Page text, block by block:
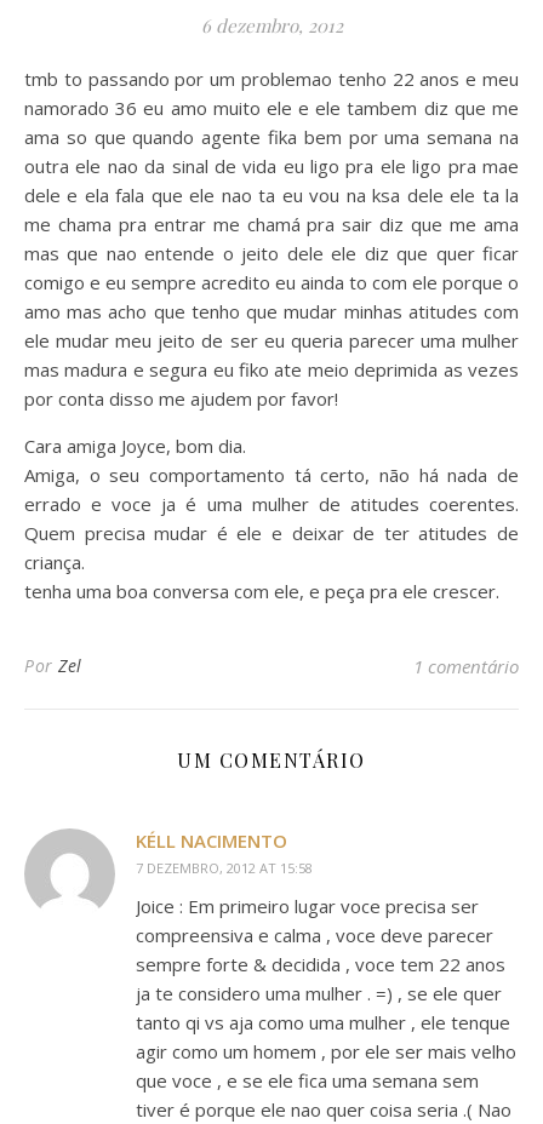
6 dezembro, 2012
tmb to passando por um problemao tenho 22 anos e meu
namorado 36 eu amo muito ele e ele tambem diz que me
ama so que quando agente fika bem por uma semana na
outra ele nao da sinal de vida eu ligo pra ele ligo pra mae
dele e ela fala que ele nao ta eu vou na ksa dele ele ta la
me chama pra entrar me chamá pra sair diz que me ama
mas que nao entende o jeito dele ele diz que quer ficar
comigo e eu sempre acredito eu ainda to com ele porque o
amo mas acho que tenho que mudar minhas atitudes com
ele mudar meu jeito de ser eu queria parecer uma mulher
mas madura e segura eu fiko ate meio deprimida as vezes
por conta disso me ajudem por favor!
Cara amiga Joyce, bom dia.
Amiga, o seu comportamento tá certo, não há nada de
errado e voce ja é uma mulher de atitudes coerentes.
Quem precisa mudar é ele e deixar de ter atitudes de
criança.
tenha uma boa conversa com ele, e peça pra ele crescer.
Por Zel 1 comentário
UM COMENTÁRIO
KÉLL NACIMENTO
7 DEZEMBRO, 2012 AT 15:58
Joice : Em primeiro lugar voce precisa ser
compreensiva e calma , voce deve parecer
sempre forte & decidida , voce tem 22 anos
ja te considero uma mulher . =) , se ele quer
tanto qi vs aja como uma mulher , ele tenque
agir como um homem , por ele ser mais velho
que voce , e se ele fica uma semana sem
tiver é porque ele nao quer coisa seria .( Nao